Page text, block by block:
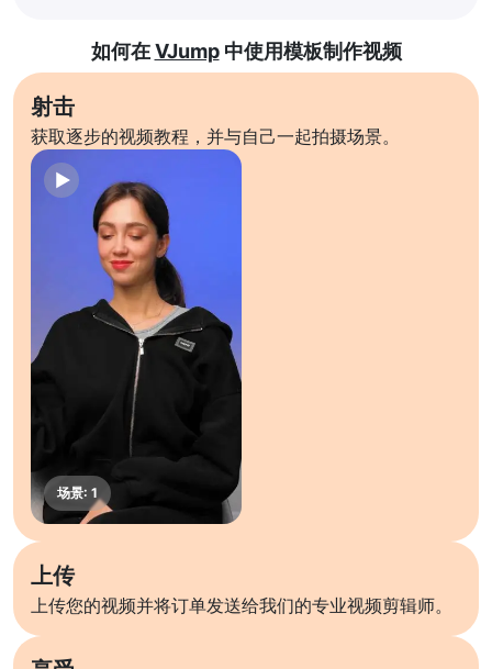
如何在VJump中使用模板制作视频
射击
获取逐步的视频教程，并与自己一起拍摄场景。
上传
上传您的视频并将订单发送给我们的专业视频剪辑师。